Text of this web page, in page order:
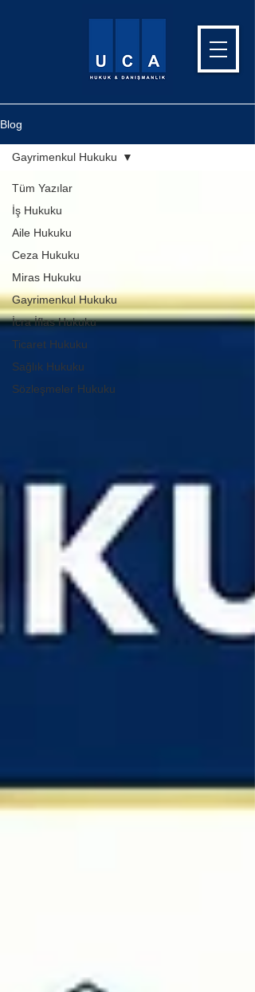
Blog
Tüm Yazılar
İş Hukuku
Aile Hukuku
Ceza Hukuku
Miras Hukuku
Gayrimenkul Hukuku
İcra İflas Hukuku
Ticaret Hukuku
Sağlık Hukuku
Sözleşmeler Hukuku
Gayrimenkul Hukuku